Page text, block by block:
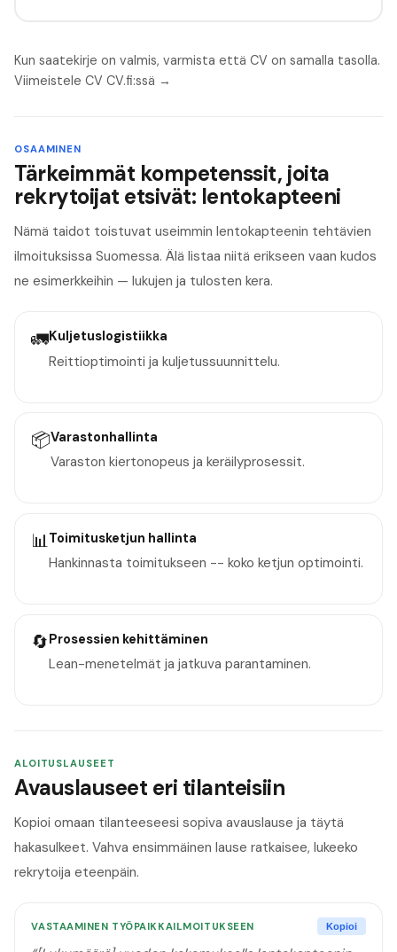
Kun saatekirje on valmis, varmista että CV on samalla tasolla.
Viimeistele CV CV.fi:ssä →
OSAAMINEN
Tärkeimmät kompetenssit, joita
rekrytoijat etsivät: lentokapteeni
Nämä taidot toistuvat useimmin lentokapteenin tehtävien
ilmoituksissa Suomessa. Älä listaa niitä erikseen vaan kudos
ne esimerkkeihin — lukujen ja tulosten kera.
🚛Kuljetuslogistiikka
Reittioptimointi ja kuljetussuunnittelu.
📦Varastonhallinta
Varaston kiertonopeus ja keräilyprosessit.
📊Toimitusketjun hallinta
Hankinnasta toimitukseen -- koko ketjun optimointi.
🔄Prosessien kehittäminen
Lean-menetelmät ja jatkuva parantaminen.
ALOITUSLAUSEET
Avauslauseet eri tilanteisiin
Kopioi omaan tilanteeseesi sopiva avauslause ja täytä
hakasulkeet. Vahva ensimmäinen lause ratkaisee, lukeeko
rekrytoija eteenpäin.
VASTAAMINEN TYÖPAIKKAILMOITUKSEEN Kopioi